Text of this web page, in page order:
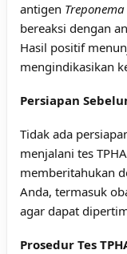
antigen
bereaksi dengan
Hasil positif
mengindikasikan
Persiapan
Tidak ada
menjalani tes
memberitahukan
Anda, termasuk
agar dapat
Prosedur Tes